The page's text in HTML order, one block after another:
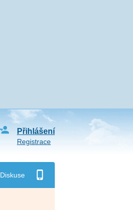
Diskuse
Přihlášení
Registrace